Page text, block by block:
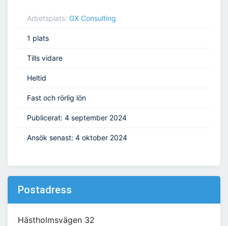
Arbetsplats: GX Consulting
1 plats
Tills vidare
Heltid
Fast och rörlig lön
Publicerat: 4 september 2024
Ansök senast: 4 oktober 2024
Postadress
Hästholmsvägen 32